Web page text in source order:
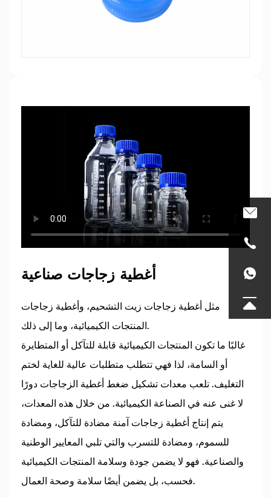
أغطية زجاجات صناعية
مثل أغطية زجاجات زيت التشحيم، وأغطية زجاجات
المنتجات الكيميائية، وما إلى ذلك.
غالبًا ما تكون المنتجات الكيميائية قابلة للتآكل أو المتطايرة
أو السامة، لذا فهي تتطلب متطلبات عالية للغاية لختم
التغليف. تلعب معدات تشكيل ضغط أغطية الزجاجات دورًا
لا غنى عنه في الصناعة الكيميائية. من خلال هذه المعدات،
يتم إنتاج أغطية زجاجات آمنة مضادة للتآكل، ومضادة
للسموم، ومضادة للتسرب والتي تلبي المعايير الوطنية
والصناعية. فهو لا يضمن جودة وسلامة المنتجات الكيميائية
فحسب، بل يضمن أيضًا سلامة وصحة العمال.